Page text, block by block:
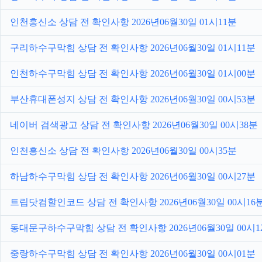
인천흥신소 상담 전 확인사항 2026년06월30일 01시11분
구리하수구막힘 상담 전 확인사항 2026년06월30일 01시11분
인천하수구막힘 상담 전 확인사항 2026년06월30일 01시00분
부산휴대폰성지 상담 전 확인사항 2026년06월30일 00시53분
네이버 검색광고 상담 전 확인사항 2026년06월30일 00시38분
인천흥신소 상담 전 확인사항 2026년06월30일 00시35분
하남하수구막힘 상담 전 확인사항 2026년06월30일 00시27분
트립닷컴할인코드 상담 전 확인사항 2026년06월30일 00시16
동대문구하수구막힘 상담 전 확인사항 2026년06월30일 00시
중랑하수구막힘 상담 전 확인사항 2026년06월30일 00시01분